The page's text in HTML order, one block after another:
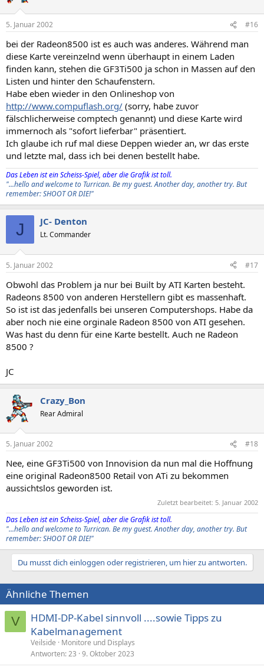
5. Januar 2002 #16
bei der Radeon8500 ist es auch was anderes. Während man
diese Karte vereinzelnd wenn überhaupt in einem Laden
finden kann, stehen die GF3Ti500 ja schon in Massen auf den
Listen und hinter den Schaufenstern.
Habe eben wieder in den Onlineshop von
http://www.compuflash.org/ (sorry, habe zuvor
fälschlicherweise comptech genannt) und diese Karte wird
immernoch als "sofort lieferbar" präsentiert.
Ich glaube ich ruf mal diese Deppen wieder an, wr das erste
und letzte mal, dass ich bei denen bestellt habe.
Das Leben ist ein Scheiss-Spiel, aber die Grafik ist toll.
"...hello and welcome to Turrican. Be my guest. Another day, another try. But
remember: SHOOT OR DIE!"
J JC- Denton
Lt. Commander
5. Januar 2002 #17
Obwohl das Problem ja nur bei Built by ATI Karten besteht.
Radeons 8500 von anderen Herstellern gibt es massenhaft.
So ist ist das jedenfalls bei unseren Computershops. Habe da
aber noch nie eine orginale Radeon 8500 von ATI gesehen.
Was hast du denn für eine Karte bestellt. Auch ne Radeon
8500 ?
JC
Crazy_Bon
Rear Admiral
5. Januar 2002 #18
Nee, eine GF3Ti500 von Innovision da nun mal die Hoffnung
eine original Radeon8500 Retail von ATi zu bekommen
aussichtslos geworden ist.
Zuletzt bearbeitet: 5. Januar 2002
Das Leben ist ein Scheiss-Spiel, aber die Grafik ist toll.
"...hello and welcome to Turrican. Be my guest. Another day, another try. But
remember: SHOOT OR DIE!"
Du musst dich einloggen oder registrieren, um hier zu antworten.
Ähnliche Themen
V
HDMI-DP-Kabel sinnvoll ....sowie Tipps zu
Kabelmanagement
Veilside
Monitore und Displays
Antworten 23 9. Oktober 2023